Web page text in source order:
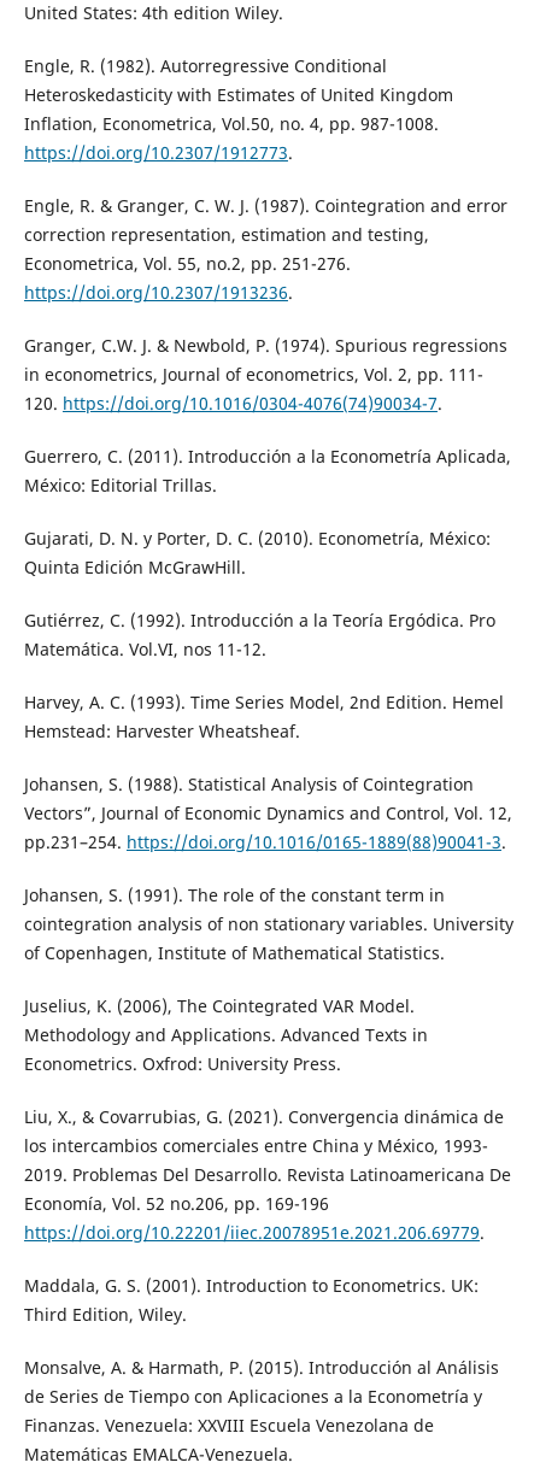
United States: 4th edition Wiley.
Engle, R. (1982). Autorregressive Conditional
Heteroskedasticity with Estimates of United Kingdom
Inflation, Econometrica, Vol.50, no. 4, pp. 987-1008.
https://doi.org/10.2307/1912773.
Engle, R. & Granger, C. W. J. (1987). Cointegration and error
correction representation, estimation and testing,
Econometrica, Vol. 55, no.2, pp. 251-276.
https://doi.org/10.2307/1913236.
Granger, C.W. J. & Newbold, P. (1974). Spurious regressions
in econometrics, Journal of econometrics, Vol. 2, pp. 111-
120. https://doi.org/10.1016/0304-4076(74)90034-7.
Guerrero, C. (2011). Introducción a la Econometría Aplicada,
México: Editorial Trillas.
Gujarati, D. N. y Porter, D. C. (2010). Econometría, México:
Quinta Edición McGrawHill.
Gutiérrez, C. (1992). Introducción a la Teoría Ergódica. Pro
Matemática. Vol.VI, nos 11-12.
Harvey, A. C. (1993). Time Series Model, 2nd Edition. Hemel
Hemstead: Harvester Wheatsheaf.
Johansen, S. (1988). Statistical Analysis of Cointegration
Vectors”, Journal of Economic Dynamics and Control, Vol. 12,
pp.231–254. https://doi.org/10.1016/0165-1889(88)90041-3.
Johansen, S. (1991). The role of the constant term in
cointegration analysis of non stationary variables. University
of Copenhagen, Institute of Mathematical Statistics.
Juselius, K. (2006), The Cointegrated VAR Model.
Methodology and Applications. Advanced Texts in
Econometrics. Oxfrod: University Press.
Liu, X., & Covarrubias, G. (2021). Convergencia dinámica de
los intercambios comerciales entre China y México, 1993-
2019. Problemas Del Desarrollo. Revista Latinoamericana De
Economía, Vol. 52 no.206, pp. 169-196
https://doi.org/10.22201/iiec.20078951e.2021.206.69779.
Maddala, G. S. (2001). Introduction to Econometrics. UK:
Third Edition, Wiley.
Monsalve, A. & Harmath, P. (2015). Introducción al Análisis
de Series de Tiempo con Aplicaciones a la Econometría y
Finanzas. Venezuela: XXVIII Escuela Venezolana de
Matemáticas EMALCA-Venezuela.